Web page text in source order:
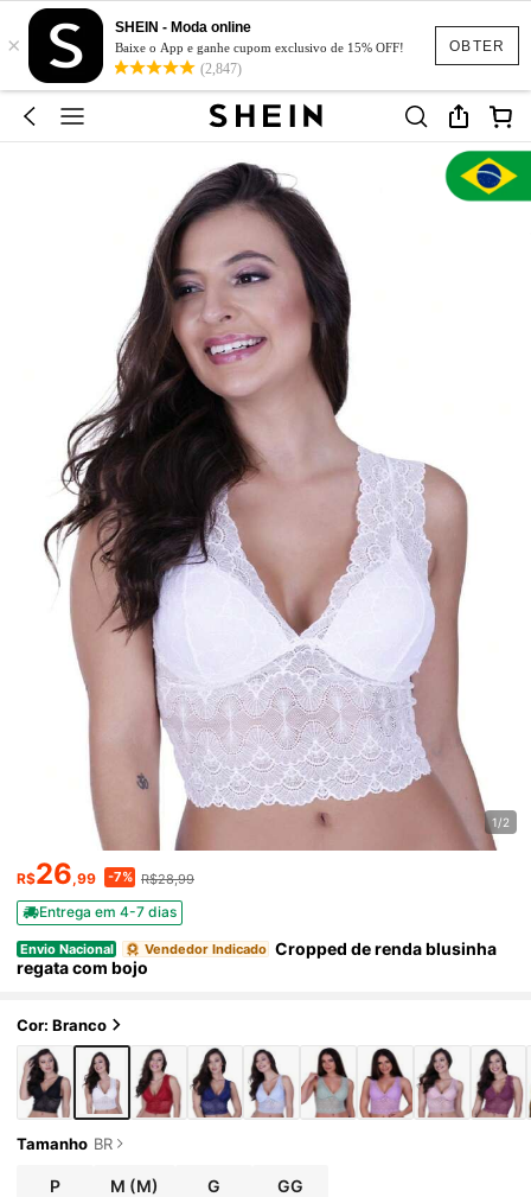
OBTER
×
SHEIN - Moda online
Baixe o App e ganhe cupom exclusivo de 15% OFF!
(2,847)
1/2
R$26,99 -7% R$28,99
Entrega em 4-7 dias
Envio Nacional Vendedor Indicado Cropped de renda blusinha
regata com bojo
Cor: Branco
Tamanho BR
P M (M) G GG